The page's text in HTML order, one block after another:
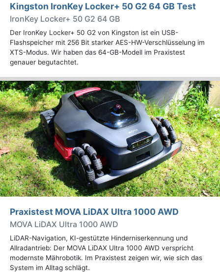
Kingston IronKey Locker+ 50 G2 64 GB Test
IronKey Locker+ 50 G2 64 GB
Der IronKey Locker+ 50 G2 von Kingston ist ein USB-
Flashspeicher mit 256 Bit starker AES-HW-Verschlüsselung im
XTS-Modus. Wir haben das 64-GB-Modell im Praxistest
genauer begutachtet.
Praxistest MOVA LiDAX Ultra 1000 AWD
MOVA LiDAX Ultra 1000 AWD
LiDAR-Navigation, KI-gestützte Hinderniserkennung und
Allradantrieb: Der MOVA LiDAX Ultra 1000 AWD verspricht
modernste Mährobotik. Im Praxistest zeigen wir, wie sich das
System im Alltag schlägt.